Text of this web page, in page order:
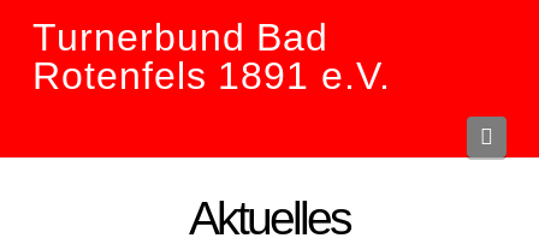
Turnerbund Bad
Rotenfels 1891 e.V.
Aktuelles